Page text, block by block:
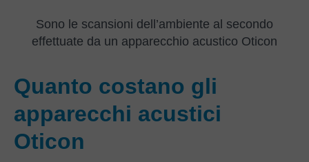
Sono le scansioni dell’ambiente al secondo
effettuate da un apparecchio acustico Oticon
Quanto costano gli
apparecchi acustici
Oticon